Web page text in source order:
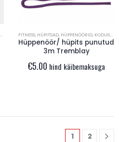
,TREENINGVAHENDID
FITNESS, HÜPITSAD, HÜPPENÖÖRID, KODUSED TREENINGVAHENDID
Hüppenöör/ hüpits punutud
3m Tremblay
€5.00 hind käibemaksuga
1 2